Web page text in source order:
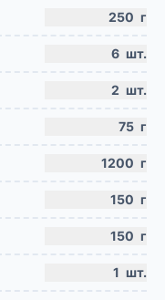
250 г
6 шт.
2 шт.
75 г
1200 г
150 г
150 г
1 шт.